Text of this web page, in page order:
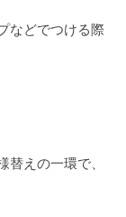
などでつける際
えの一環で、